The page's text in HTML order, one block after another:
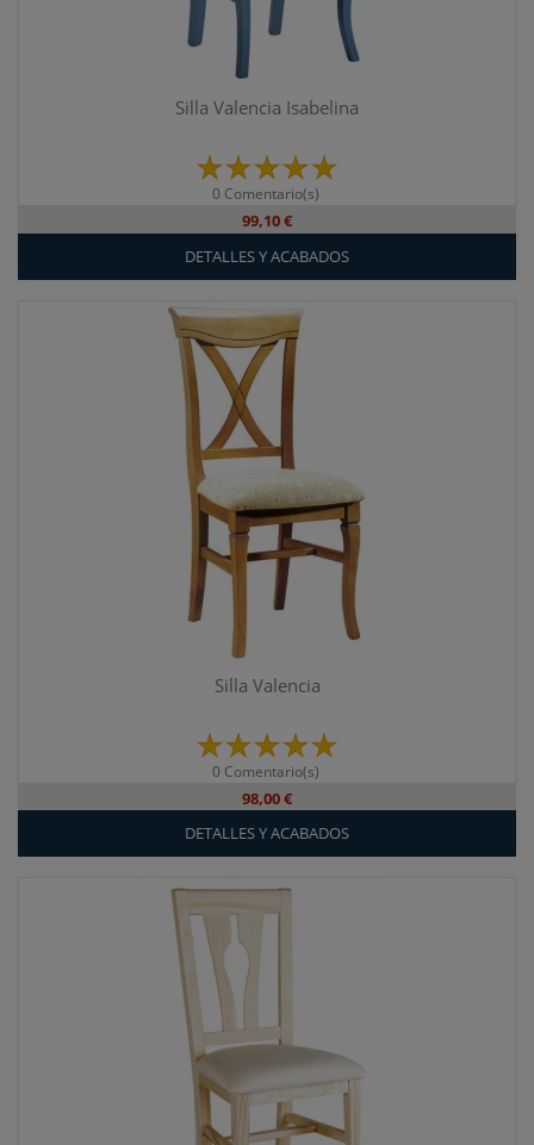
Silla Valencia Isabelina
0 Comentario(s)
99,10 €
DETALLES Y ACABADOS
Silla Valencia
0 Comentario(s)
98,00 €
DETALLES Y ACABADOS